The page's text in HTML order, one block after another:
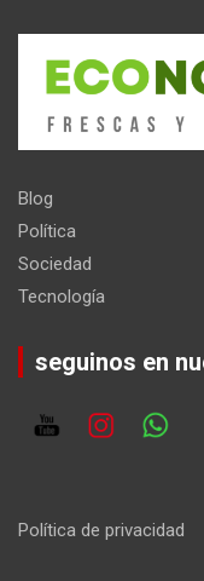
Blog
Política
Sociedad
Tecnología
seguinos en
Política de privacidad